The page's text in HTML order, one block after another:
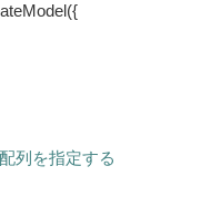
列を指定する